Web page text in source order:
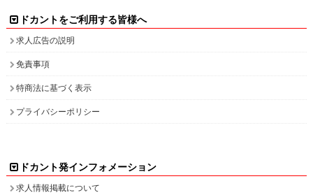
ドカントをご利用する皆様へ
求人広告の説明
免責事項
特商法に基づく表示
プライバシーポリシー
ドカント発インフォメーション
求人情報掲載について